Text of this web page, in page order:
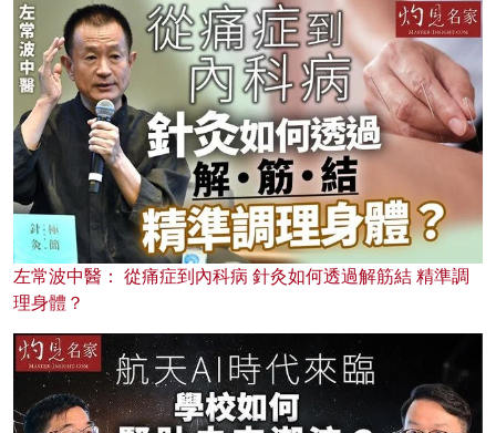
左常波中醫： 從痛症到內科病 針灸如何透過解筋結 精準調
理身體？